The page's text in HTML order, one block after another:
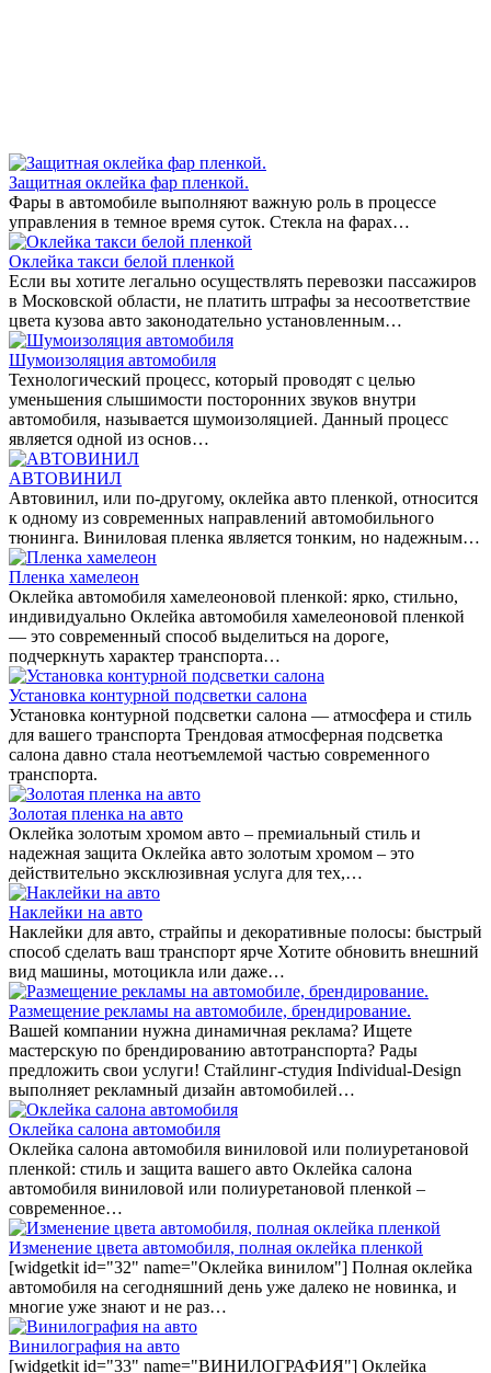
Защитная оклейка фар пленкой.
Фары в автомобиле выполняют важную роль в процессе
управления в темное время суток. Стекла на фарах…
Оклейка такси белой пленкой
Если вы хотите легально осуществлять перевозки пассажиров
в Московской области, не платить штрафы за несоответствие
цвета кузова авто законодательно установленным…
Шумоизоляция автомобиля
Технологический процесс, который проводят с целью
уменьшения слышимости посторонних звуков внутри
автомобиля, называется шумоизоляцией. Данный процесс
является одной из основ…
АВТОВИНИЛ
Автовинил, или по-другому, оклейка авто пленкой, относится
к одному из современных направлений автомобильного
тюнинга. Виниловая пленка является тонким, но надежным…
Пленка хамелеон
Оклейка автомобиля хамелеоновой пленкой: ярко, стильно,
индивидуально Оклейка автомобиля хамелеоновой пленкой
— это современный способ выделиться на дороге,
подчеркнуть характер транспорта…
Установка контурной подсветки салона
Установка контурной подсветки салона — атмосфера и стиль
для вашего транспорта Трендовая атмосферная подсветка
салона давно стала неотъемлемой частью современного
транспорта.
Золотая пленка на авто
Оклейка золотым хромом авто – премиальный стиль и
надежная защита Оклейка авто золотым хромом – это
действительно эксклюзивная услуга для тех,…
Наклейки на авто
Наклейки для авто, страйпы и декоративные полосы: быстрый
способ сделать ваш транспорт ярче Хотите обновить внешний
вид машины, мотоцикла или даже…
Размещение рекламы на автомобиле, брендирование.
Вашей компании нужна динамичная реклама? Ищете
мастерскую по брендированию автотранспорта? Рады
предложить свои услуги! Стайлинг-студия Individual-Design
выполняет рекламный дизайн автомобилей…
Оклейка салона автомобиля
Оклейка салона автомобиля виниловой или полиуретановой
пленкой: стиль и защита вашего авто Оклейка салона
автомобиля виниловой или полиуретановой пленкой –
современное…
Изменение цвета автомобиля, полная оклейка пленкой
[widgetkit id="32" name="Оклейка винилом"] Полная оклейка
автомобиля на сегодняшний день уже далеко не новинка, и
многие уже знают и не раз…
Винилография на авто
[widgetkit id="33" name="ВИНИЛОГРАФИЯ"] Оклейка